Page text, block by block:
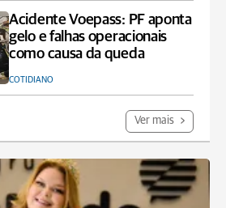
Acidente Voepass: PF aponta
gelo e falhas operacionais
como causa da queda
COTIDIANO
Ver mais